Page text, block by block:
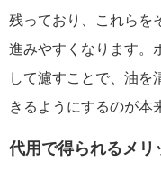
残っており、これらを
進みやすくなります。
して濾すことで、油を
きるようにするのが本
代用で得られるメリ